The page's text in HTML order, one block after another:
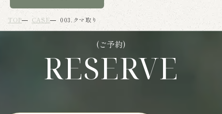
TOP CASE 003.クマ取り
(ご予約)
RESERVE